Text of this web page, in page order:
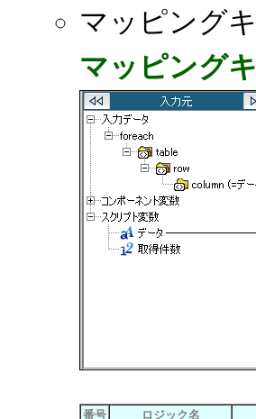
マッピング
マッピング
番号 ロジック名